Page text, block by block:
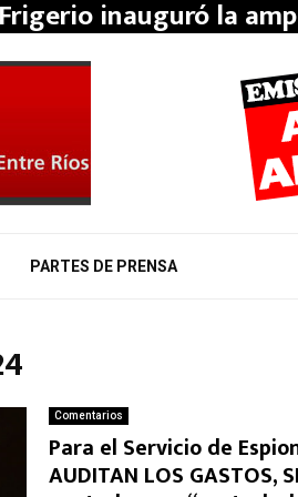
Frigerio inauguró la
PARTES DE PRENSA
Comentarios
Para el Servicio de
AUDITAN LOS GASTOS,